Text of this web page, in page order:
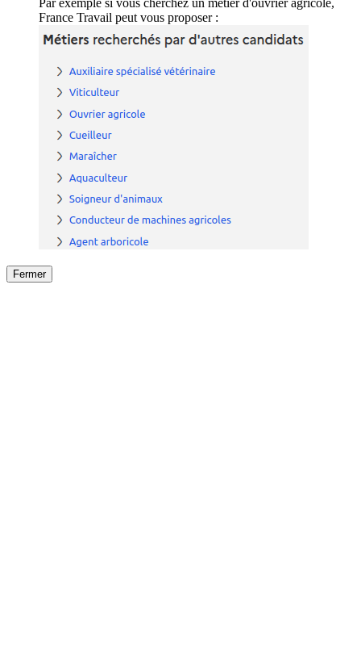
France Travail peut vous proposer :
Fermer